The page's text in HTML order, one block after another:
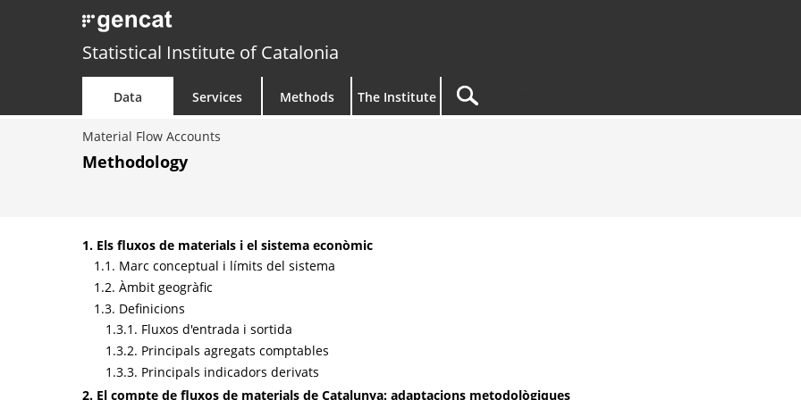
Statistical Institute of Catalonia
Data Services Methods The Institute
Material Flow Accounts
Methodology
1. Els fluxos de materials i el sistema econòmic
1.1. Marc conceptual i límits del sistema
1.2. Àmbit geogràfic
1.3. Definicions
1.3.1. Fluxos d'entrada i sortida
1.3.2. Principals agregats comptables
1.3.3. Principals indicadors derivats
2. El compte de fluxos de materials de Catalunya: adaptacions metodològiques